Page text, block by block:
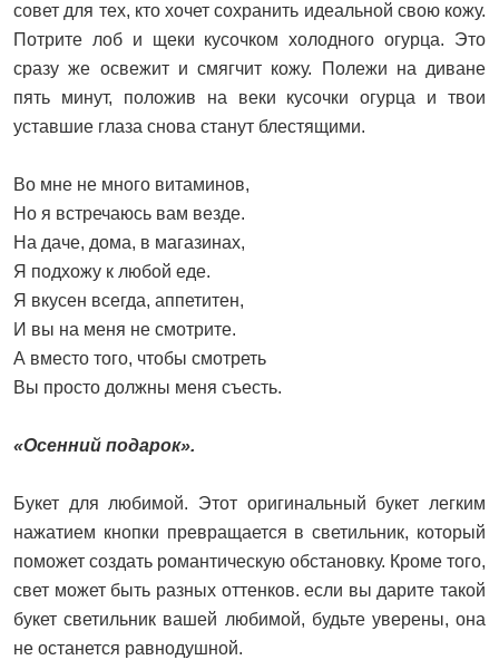
совет для тех, кто хочет сохранить идеальной свою кожу.
Потрите лоб и щеки кусочком холодного огурца. Это
сразу же освежит и смягчит кожу. Полежи на диване
пять минут, положив на веки кусочки огурца и твои
уставшие глаза снова станут блестящими.
Во мне не много витаминов,
Но я встречаюсь вам везде.
На даче, дома, в магазинах,
Я подхожу к любой еде.
Я вкусен всегда, аппетитен,
И вы на меня не смотрите.
А вместо того, чтобы смотреть
Вы просто должны меня съесть.
«Осенний подарок».
Букет для любимой. Этот оригинальный букет легким
нажатием кнопки превращается в светильник, который
поможет создать романтическую обстановку. Кроме того,
свет может быть разных оттенков. если вы дарите такой
букет светильник вашей любимой, будьте уверены, она
не останется равнодушной.